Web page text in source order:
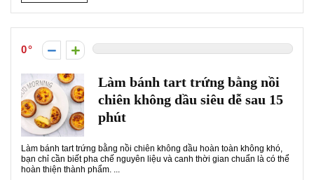
0
Làm bánh tart trứng bằng nồi
chiên không dầu siêu dễ sau 15
phút
Làm bánh tart trứng bằng nồi chiên không dầu hoàn toàn không khó,
bạn chỉ cần biết pha chế nguyên liệu và canh thời gian chuẩn là có thể
hoàn thiện thành phẩm. ...